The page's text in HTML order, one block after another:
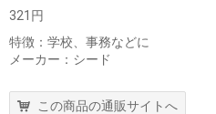
321円
特徴：学校、事務などに
メーカー：シード
この商品の通販サイトへ